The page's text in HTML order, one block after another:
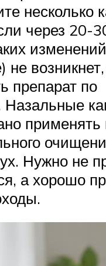
несколько
через 20-
не
препарат по
Назальные
применять
Нужно не
а хорошо